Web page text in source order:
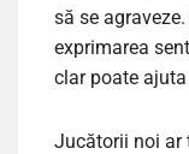
să se
exprimarea
clar poate
Jucătorii noi ar